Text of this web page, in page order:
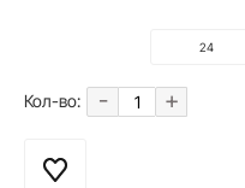
24
Кол-во: - +